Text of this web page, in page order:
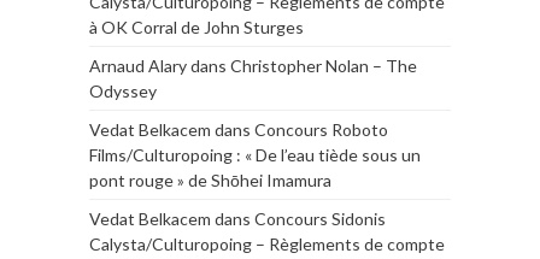
à OK Corral de John Sturges
Arnaud Alarydans Christopher Nolan – The
Odyssey
Vedat Belkacem dans Concours Roboto
Films/Culturopoing : « De l’eau tiède sous un
pont rouge » de Shōhei Imamura
Vedat Belkacem dans Concours Sidonis
Calysta/Culturopoing – Règlements de compte